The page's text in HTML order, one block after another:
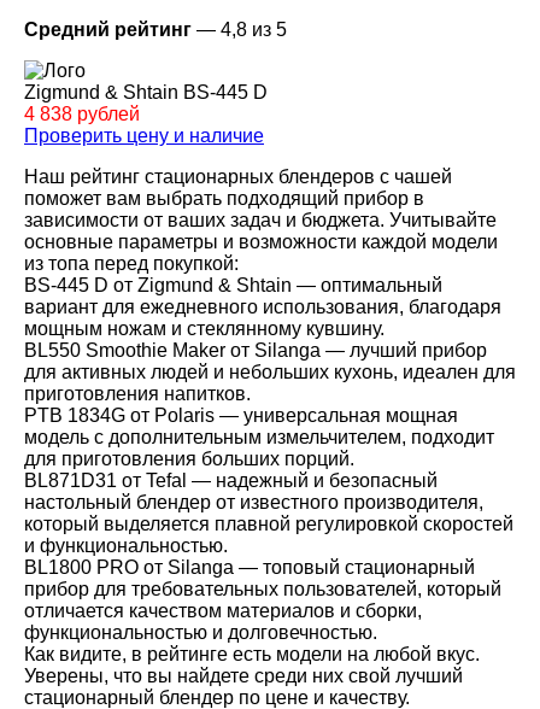
Средний рейтинг — 4,8 из 5
Zigmund & Shtain BS-445 D
4 838 рублей
Проверить цену и наличие
Наш рейтинг стационарных блендеров с чашей
поможет вам выбрать подходящий прибор в
зависимости от ваших задач и бюджета. Учитывайте
основные параметры и возможности каждой модели
из топа перед покупкой:
BS-445 D от Zigmund & Shtain — оптимальный
вариант для ежедневного использования, благодаря
мощным ножам и стеклянному кувшину.
BL550 Smoothie Maker от Silanga — лучший прибор
для активных людей и небольших кухонь, идеален для
приготовления напитков.
PTB 1834G от Polaris — универсальная мощная
модель с дополнительным измельчителем, подходит
для приготовления больших порций.
BL871D31 от Tefal — надежный и безопасный
настольный блендер от известного производителя,
который выделяется плавной регулировкой скоростей
и функциональностью.
BL1800 PRO от Silanga — топовый стационарный
прибор для требовательных пользователей, который
отличается качеством материалов и сборки,
функциональностью и долговечностью.
Как видите, в рейтинге есть модели на любой вкус.
Уверены, что вы найдете среди них свой лучший
стационарный блендер по цене и качеству.